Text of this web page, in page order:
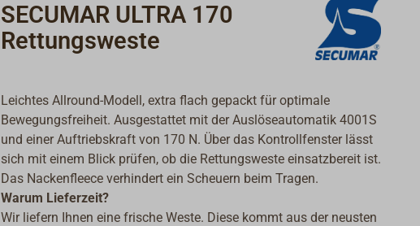
SECUMAR ULTRA 170
Rettungsweste
Leichtes Allround-Modell, extra flach gepackt für optimale
Bewegungsfreiheit. Ausgestattet mit der Auslöseautomatik 4001S
und einer Auftriebskraft von 170 N. Über das Kontrollfenster lässt
sich mit einem Blick prüfen, ob die Rettungsweste einsatzbereit ist.
Das Nackenfleece verhindert ein Scheuern beim Tragen.
Warum Lieferzeit?
Wir liefern Ihnen eine frische Weste. Diese kommt aus der neusten